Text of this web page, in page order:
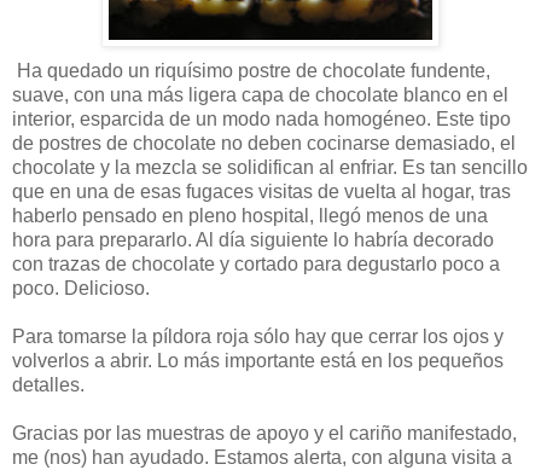
Ha quedado un riquísimo postre de chocolate fundente,
suave, con una más ligera capa de chocolate blanco en el
interior, esparcida de un modo nada homogéneo. Este tipo
de postres de chocolate no deben cocinarse demasiado, el
chocolate y la mezcla se solidifican al enfriar. Es tan sencillo
que en una de esas fugaces visitas de vuelta al hogar, tras
haberlo pensado en pleno hospital, llegó menos de una
hora para prepararlo. Al día siguiente lo habría decorado
con trazas de chocolate y cortado para degustarlo poco a
poco. Delicioso.
Para tomarse la píldora roja sólo hay que cerrar los ojos y
volverlos a abrir. Lo más importante está en los pequeños
detalles.
Gracias por las muestras de apoyo y el cariño manifestado,
me (nos) han ayudado. Estamos alerta, con alguna visita a